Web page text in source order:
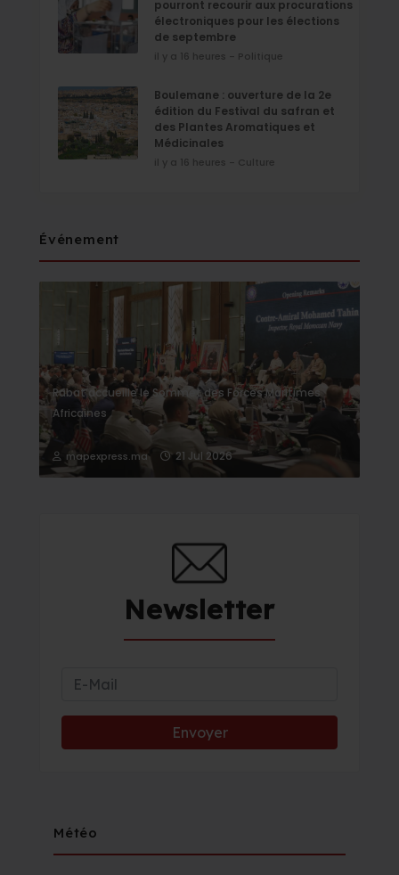
pourront recourir aux procurations
électroniques pour les élections
de septembre
il y a 16 heures - Politique
Boulemane : ouverture de la 2e
édition du Festival du safran et
des Plantes Aromatiques et
Médicinales
il y a 16 heures - Culture
Événement
Rabat accueille le Sommet des Forces Maritimes
Africaines
mapexpress.ma 21 Jul 2026
Newsletter
Météo